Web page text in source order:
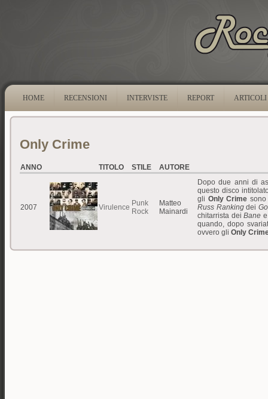
HOME RECENSIONI INTERVISTE REPORT ARTICOLI
Only Crime
ANNO TITOLO STILE AUTORE
2007 Virulence Punk
Rock
Matteo
Mainardi
Dopo due anni di
questo disco
gli Only Crime
Russ Rankingdei
chitarrista deiBane
quando, dopo
ovvero gli Only